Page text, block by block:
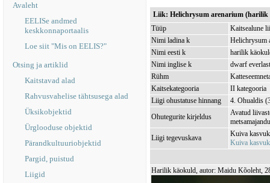
Avaleht
EELISe andmed
keskkonnaportaalis
Loe siit "Mis on EELIS?"
Otsing ja artiklid
Kaitstavad alad
Rahvusvahelise tähtsusega alad
Üksikobjektid
Ürglooduse objektid
Pärandkultuuriobjektid
Pargid, puistud
Liigid
Liik: Helichrysum arenarium
Tüüp
Kaitsealune
Nimi ladina k
Helichrysum
Nimi eesti k
harilik
Nimi inglise k
dwarf everlast
Rühm
Kaitsekategooria
II kategooria
Liigi ohustatuse hinnang
4. Ohualdis
Ohutegurite kirjeldus
Avatud
Liigi tegevuskava
Kuiva
Kuiva
Harilik käokuld, autor: Maidu Kõoleht,